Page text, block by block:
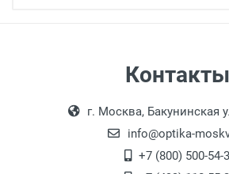
18:00, по субботам с
офисе по адресу:
Переведеновский
второй этаж, тел. +7 (499)
Контакты
г. Москва, Бакунинская
info@optika-
+7 (800) 500-54-